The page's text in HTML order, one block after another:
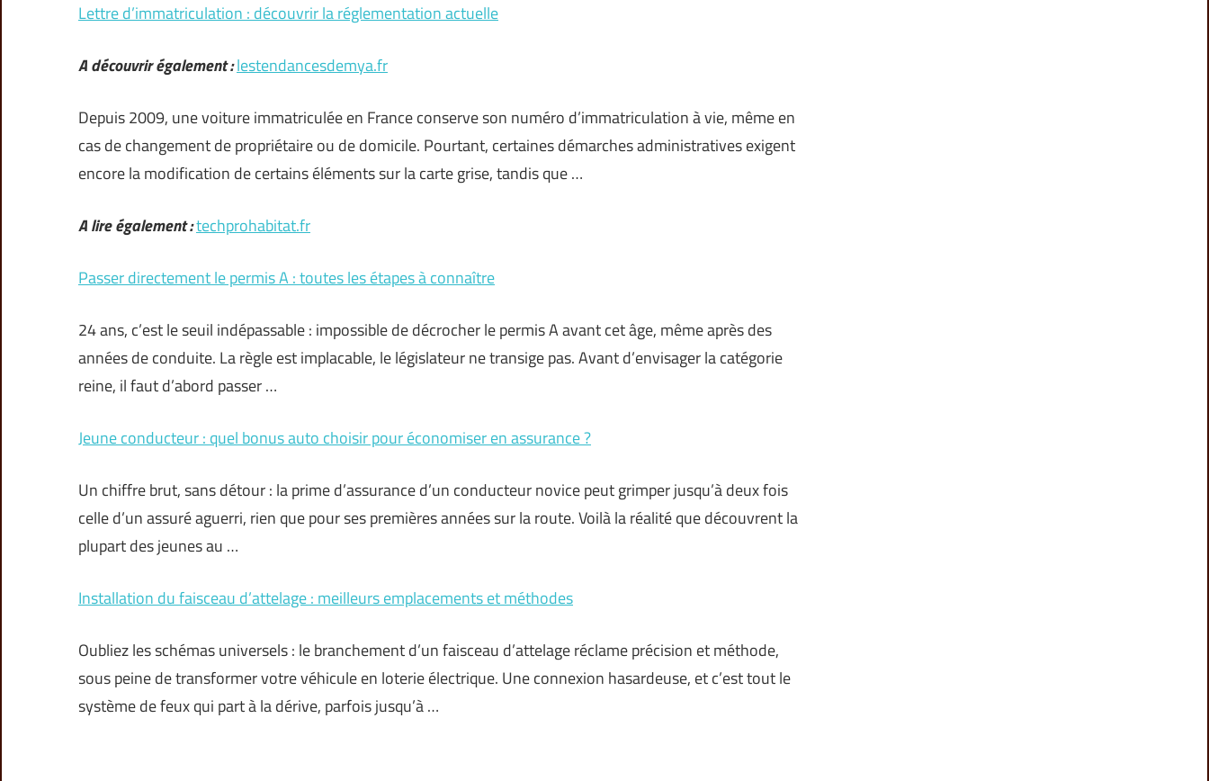
Lettre d’immatriculation : découvrir la réglementation actuelle
A découvrir également :lestendancesdemya.fr
Depuis 2009, une voiture immatriculée en France conserve son numéro d’immatriculation à vie, même en
cas de changement de propriétaire ou de domicile. Pourtant, certaines démarches administratives exigent
encore la modification de certains éléments sur la carte grise, tandis que …
A lire également :techprohabitat.fr
Passer directement le permis A : toutes les étapes à connaître
24 ans, c’est le seuil indépassable : impossible de décrocher le permis A avant cet âge, même après des
années de conduite. La règle est implacable, le législateur ne transige pas. Avant d’envisager la catégorie
reine, il faut d’abord passer …
Jeune conducteur : quel bonus auto choisir pour économiser en assurance ?
Un chiffre brut, sans détour : la prime d’assurance d’un conducteur novice peut grimper jusqu’à deux fois
celle d’un assuré aguerri, rien que pour ses premières années sur la route. Voilà la réalité que découvrent la
plupart des jeunes au …
Installation du faisceau d’attelage : meilleurs emplacements et méthodes
Oubliez les schémas universels : le branchement d’un faisceau d’attelage réclame précision et méthode,
sous peine de transformer votre véhicule en loterie électrique. Une connexion hasardeuse, et c’est tout le
système de feux qui part à la dérive, parfois jusqu’à …